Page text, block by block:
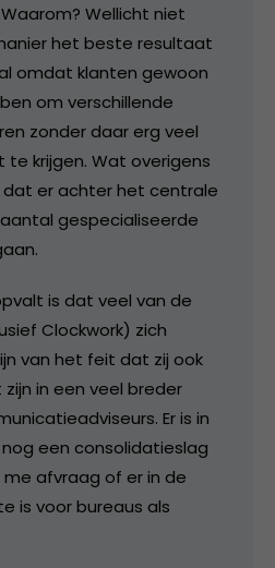
Wellicht niet
het beste resultaat
omdat klanten gewoon
om verschillende
zonder daar erg veel
krijgen. Wat overigens
er achter het centrale
gespecialiseerde
is dat veel van de
Clockwork) zich
van het feit dat zij ook
in een veel breder
Er is in
een consolidatieslag
me afvraag of er in de
is voor bureaus als